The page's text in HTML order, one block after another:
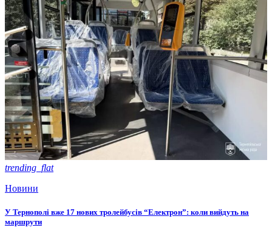
trending_flat
Новини
У Тернополі вже 17 нових тролейбусів “Електрон”: коли вийдуть на
маршрути